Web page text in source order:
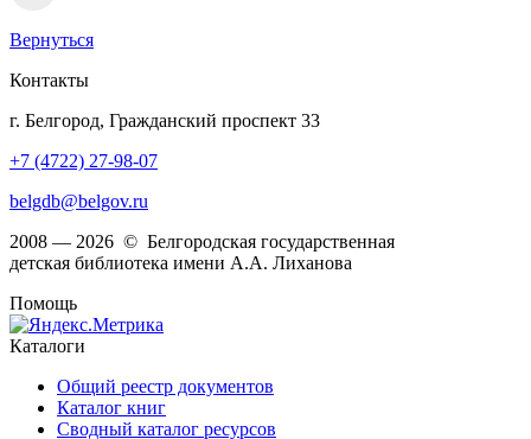
Вернуться
Контакты
г. Белгород, Гражданский проспект 33
+7 (4722) 27-98-07
belgdb@belgov.ru
2008 — 2026 © Белгородская государственная
детская библиотека имени А.А. Лиханова
Помощь
Каталоги
Общий реестр документов
Каталог книг
Сводный каталог ресурсов